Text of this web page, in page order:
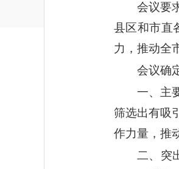
会议要
县区和市直
力，推动全
会议确
一、主
筛选出有吸
作力量，推
二、突